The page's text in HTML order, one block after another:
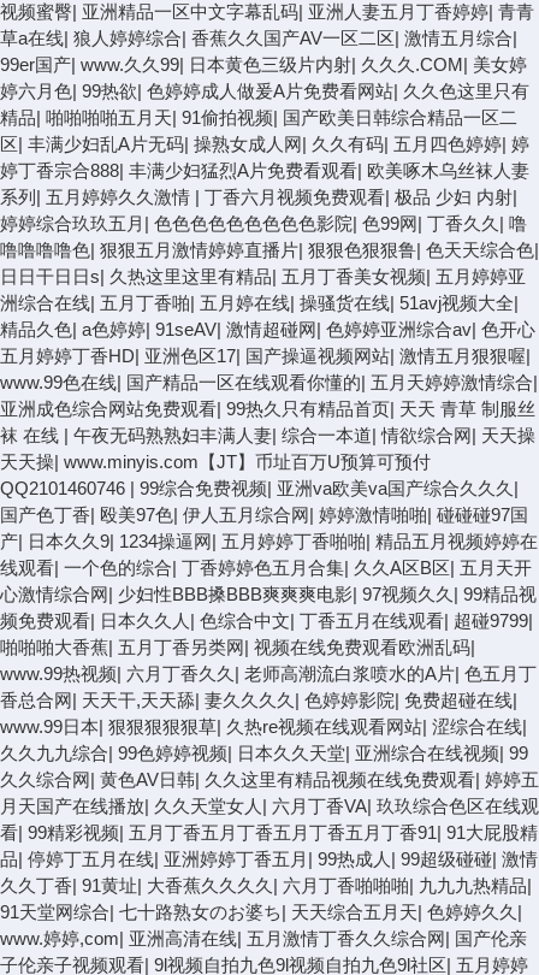
视频蜜臀| 亚洲精品一区中文字幕乱码| 亚洲人妻五月丁香婷婷| 青青
草a在线| 狼人婷婷综合| 香蕉久久国产AV一区二区| 激情五月综合|
99er国产| www.久久99| 日本黄色三级片内射| 久久久.COM| 美女婷
婷六月色| 99热欲| 色婷婷成人做爰A片免费看网站| 久久色这里只有
精品| 啪啪啪啪五月天| 91偷拍视频| 国产欧美日韩综合精品一区二
区| 丰满少妇乱A片无码| 操熟女成人网| 久久有码| 五月四色婷婷| 婷
婷丁香宗合888| 丰满少妇猛烈A片免费看观看| 欧美啄木乌丝袜人妻
系列 | 五月婷婷久久激情 | 丁香六月视频免费观看| 极品 少妇 内射|
婷婷综合玖玖五月 | 色色色色色色色色色影院| 色99网| 丁香久久 | 噜
噜噜噜噜色| 狠狠五月激情婷婷直播片| 狠狠色狠狠鲁| 色天天综合色|
日日干日日s| 久热这里这里有精品| 五月丁香美女视频| 五月婷婷亚
洲综合在线| 五月丁香啪| 五月婷在线| 操骚货在线| 51avj视频大全|
精品久色| a色婷婷| 91seAV| 激情超碰网| 色婷婷亚洲综合av| 色开心
五月婷婷丁香HD| 亚洲色区17| 国产操逼视频网站| 激情五月狠狠喔|
www.99色在线| 国产精品一区在线观看你懂的| 五月天婷婷激情综合|
亚洲成色综合网站免费观看| 99热久只有精品首页| 天天 青草 制服丝
袜 在线 | 午夜无码熟熟妇丰满人妻| 综合一本道|情欲综合网| 天天操
天天操| www.minyis.com【JT】币址百万U预算可预付
QQ2101460746 | 99综合免费视频| 亚洲va欧美va国产综合久久久 |
国产色丁香| 殴美97色| 伊人五月综合网| 婷婷激情啪啪| 碰碰碰97国
产| 日本久久9| 1234操逼网| 五月婷婷丁香啪啪| 精品五月视频婷婷在
线观看| 一个色的综合| 丁香婷婷色五月合集| 久久A区B区| 五月天开
心激情综合网| 少妇性BBB搡BBB爽爽爽电影| 97视频久久 | 99精品视
频免费观看| 日本久久人 | 色综合中文| 丁香五月在线观看| 超碰9799|
啪啪啪大香蕉| 五月丁香另类网| 视频在线免费观看欧洲乱码|
www.99热视频| 六月丁香久久 | 老师高潮流白浆喷水的A片| 色五月丁
香总合网| 天天干,天天舔| 妻久久久久 | 色婷婷影院| 免费超碰在线|
www.99日本| 狠狠狠狠狠草| 久热re视频在线观看网站| 涩综合在线|
久久九九综合| 99色婷婷视频| 日本久久天堂| 亚洲综合在线视频| 99
久久综合网| 黄色AV日韩| 久久这里有精品视频在线免费观看| 婷婷五
月天国产在线播放| 久久天堂女人 | 六月丁香VA| 玖玖综合色区在线观
看| 99精彩视频| 五月丁香五月丁香五月丁香五月丁香91| 91大屁股精
品| 停婷丁五月在线| 亚洲婷婷丁香五月 | 99热成人 | 99超级碰碰| 激情
久久丁香| 91黄址| 大香蕉久久久久 | 六月丁香啪啪啪| 九九九热精品|
91天堂网综合| 七十路熟女のお婆ち| 天天综合五月天| 色婷婷久久 |
www.婷婷,com| 亚洲高清在线| 五月激情丁香久久综合网| 国产伦亲
子伦亲子视频观看| 9l视频自拍九色9l视频自拍九色9l社区| 五月婷婷